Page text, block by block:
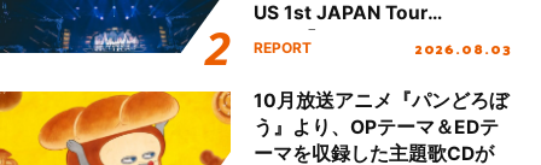
US 1st JAPAN Tour
Final「NICE to meet YOU
ート!!
REPORT 2026.08.03
10月放送アニメ『パンどろぼ
う』より、OPテーマ＆EDテ
ーマを収録した主題歌CDが